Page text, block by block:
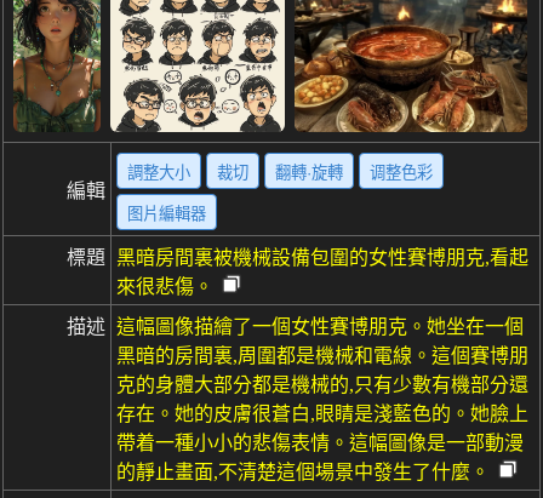
編輯
調整大小 裁切 翻轉·旋轉 调整色彩
图片編輯器
標題 黑暗房間裏被機械設備包圍的女性賽博朋克,看起
來很悲傷。
描述 這幅圖像描繪了一個女性賽博朋克。她坐在一個
黑暗的房間裏,周圍都是機械和電線。這個賽博朋
克的身體大部分都是機械的,只有少數有機部分還
存在。她的皮膚很蒼白,眼睛是淺藍色的。她臉上
帶着一種小小的悲傷表情。這幅圖像是一部動漫
的靜止畫面,不清楚這個場景中發生了什麼。